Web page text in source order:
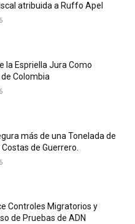
atribuida a Ruffo Apel
la Espriella Jura Como
Colombia
más de una Tonelada de
de Guerrero.
Controles Migratorios y
de Pruebas de ADN